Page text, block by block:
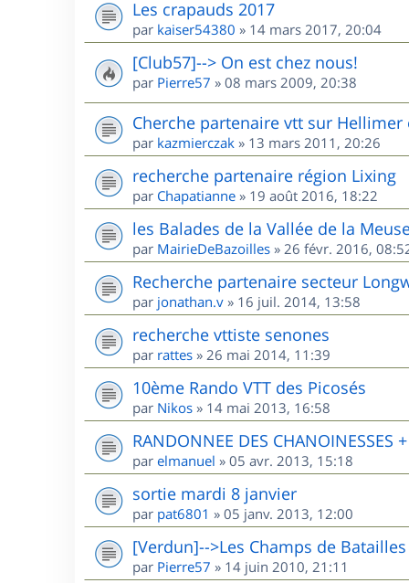
Les crapauds 2017
par kaiser54380 » 14 mars 2017, 20:04
[Club57]--> On est chez nous!
par Pierre57 » 08 mars 2009, 20:38
Cherche partenaire vtt sur Hellimer
par kazmierczak » 13 mars 2011, 20:26
recherche partenaire région Lixing
par Chapatianne » 19 août 2016, 18:22
les Balades de la Vallée de la
par MairieDeBazoilles » 26 févr. 2016,
Recherche partenaire secteur
par jonathan.v » 16 juil. 2014, 13:58
recherche vttiste senones
par rattes » 26 mai 2014, 11:39
10ème Rando VTT des Picosés
par Nikos » 14 mai 2013, 16:58
RANDONNEE DES CHANOINESSES
par elmanuel » 05 avr. 2013, 15:18
sortie mardi 8 janvier
par pat6801 » 05 janv. 2013, 12:00
[Verdun]-->Les Champs de Batailles
par Pierre57 » 14 juin 2010, 21:11